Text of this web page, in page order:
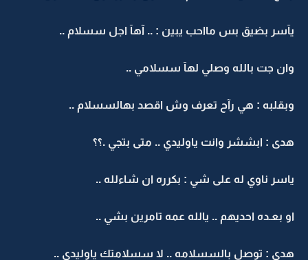
يآسر بضيق بس مااحب يبين : .. آهآ اجل سسلام ..
وان جت بالله وصلي لهآ سسلامي ..
وبقلبه : هي رآح تعرف وش اقصد بهالسسلام ..
هدى : ابششر وانت ياوليدي .. متى بتجي .؟؟
ياسر ناوي له على شي : بكرره ان شاءلله ..
او بعـده احديهم .. يالله عمه تامرين بشي ..
هدى : توصل بالسسلامه .. لا سسلامتك ياوليدي ..